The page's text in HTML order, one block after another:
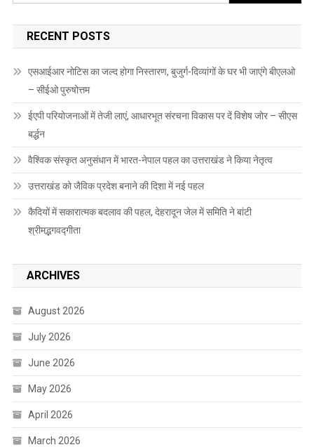
for:
RECENT POSTS
एसआईआर नोटिस का जल्द होगा निस्तारण, बुजुर्ग-दिव्यांगों के घर भी जाएंगे बीएलओ
– सीईओ पुरुषोत्तम
ईएपी परियोजनाओं में तेजी लाएं, आधारभूत संरचना विकास पर दें विशेष जोर – सीएस
बर्द्धन
वैश्विक संस्कृत अनुसंधान में भारत-नेपाल पहल का उत्तराखंड ने किया नेतृत्व
उत्तराखंड को जैविक प्रदेश बनाने की दिशा में नई पहल
कैदियों में सकारात्मक बदलाव की पहल, देहरादून जेल में समिति ने बांटी
श्रीमद्भगवद्गीता
ARCHIVES
August 2026
July 2026
June 2026
May 2026
April 2026
March 2026